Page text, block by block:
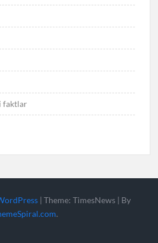
faktlar
| Theme: TimesNews | By
.